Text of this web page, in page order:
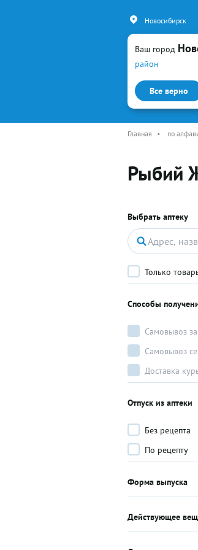
Ваш город
район
Все верно
Новосибирск
Каталог
Главная • по
Рыбий
Выбрать аптеку
Только
Способы
Самовывоз
Самовывоз
Доставка
Отпуск из аптеки
Без рецепта
По рецепту
Форма выпуска
Действующее